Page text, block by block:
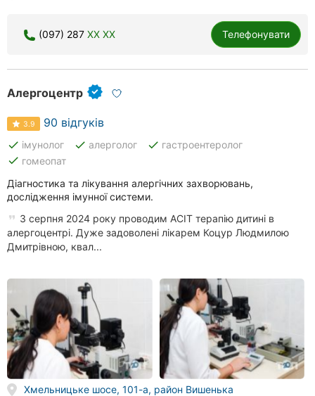
(097) 287 XX XX Телефонувати
Алергоцентр
3.9 90 відгуків
done імунолог done алерголог done гастроентеролог
done гомеопат
Діагностика та лікування алергічних захворювань,
дослідження імунної системи.
З серпня 2024 року проводим АСІТ терапію дитині в
алергоцентрі. Дуже задоволені лікарем Коцур Людмилою
Дмитрівною, квал...
Хмельницьке шосе, 101-а, район Вишенька